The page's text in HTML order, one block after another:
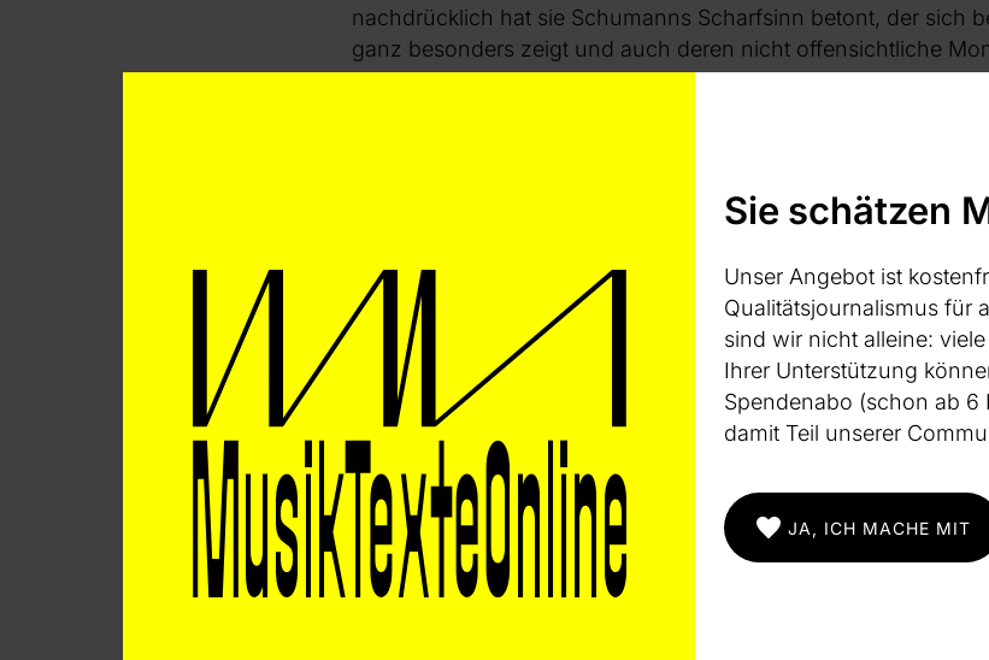
nachdrücklich hat sie Schumanns Scharfsinn betont, der sich
ganz besonders zeigt und auch deren nicht offensichtliche
der Relation von Musik und Dichtung, die sich meist nicht auf
sondern eher auf bestimmte Teile von ihnen erstrecken: Die
Kategorie bilden unterschiedliche Situationen, die von
Schattierungen, aber teils auch von Dissoziationen oder der
Sprache geprägt sind. Die zweite Kategorie zeichnet sich durch
literarischer Texte aus. Und die dritte ist dadurch bestimmt,
besitzen, jedoch selbst gar nicht zu hören sind. Letzteres
in Hölszkys Werkverzeichnis in der Rubrik „Musiktheater“
Komposition „Tragödia (der unsichtbare Raum)“: ein Stück für
das Letzterem die Rolle überträgt, die in den klanglichen
eine konkrete Textvorlage verweisenden Expressionen und
reflektieren. „Man spürt hier“, so äußerte die Komponistin selbst,
Abwesenheit von Figuren, ist immer in Erwartung, dass jemand
Sie schätzen
Unser Angebot ist
Qualitätsjournalismus für
sind wir nicht alleine:
Ihrer Unterstützung
Spendenabo (schon ab 6
damit Teil unserer
JA, ICH MACHE MIT